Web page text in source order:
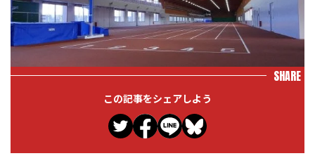
SHARE
この記事をシェアしよう